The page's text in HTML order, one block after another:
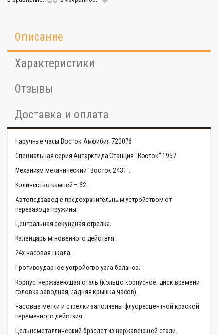
Описание
Характеристики
Отзывы
Доставка и оплата
Наручные часы Восток Амфибия 720076
Специальная серия Антарктида Станция "Восток" 1957
Механизм механический "Восток 2431".
Количество камней – 32.
Автоподзавод с предохранительным устройством от
перезавода пружины.
Центральная секундная стрелка.
Календарь мгновенного действия.
24х часовая шкала.
Противоударное устройство узла баланса.
Корпус: нержавеющая сталь (кольцо корпусное, диск времени,
головка заводная, задняя крышка часов).
Часовые метки и стрелки заполнены флуоресцентной краской
переменного действия.
Цельнометаллический браслет из нержавеющей стали.